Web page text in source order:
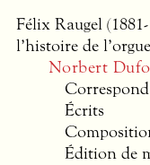
Félix Raugel
l’histoire de
Norbert
Écrits
Édition de